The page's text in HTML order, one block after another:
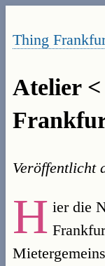
Thing
Atelier
Veröffentlicht
H ier die